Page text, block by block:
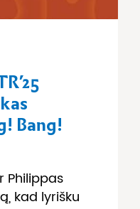
Bang!
Philippas
kad lyrišku